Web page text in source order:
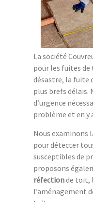
La société
pour les fuites
désastre, la fuite
plus brefs délais.
d’urgence
problème et en
Nous examinons
pour détecter
susceptibles de
proposons
réfectionde toit,
l’aménagement